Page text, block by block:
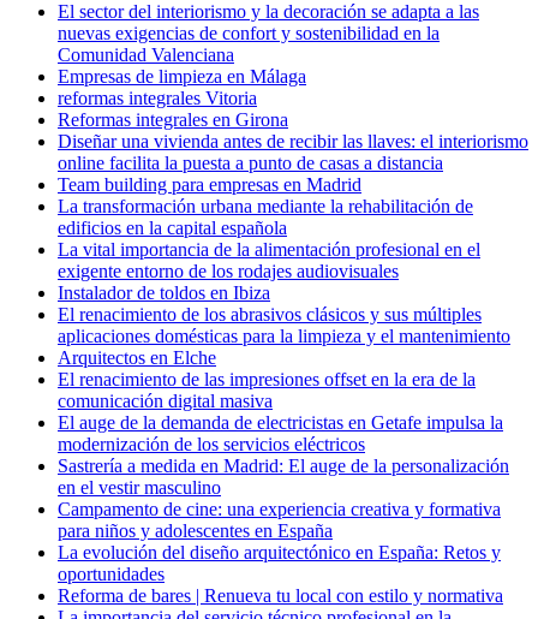
El sector del interiorismo y la decoración se adapta a las
nuevas exigencias de confort y sostenibilidad en la
Comunidad Valenciana
Empresas de limpieza en Málaga
reformas integrales Vitoria
Reformas integrales en Girona
Diseñar una vivienda antes de recibir las llaves: el interiorismo
online facilita la puesta a punto de casas a distancia
Team building para empresas en Madrid
La transformación urbana mediante la rehabilitación de
edificios en la capital española
La vital importancia de la alimentación profesional en el
exigente entorno de los rodajes audiovisuales
Instalador de toldos en Ibiza
El renacimiento de los abrasivos clásicos y sus múltiples
aplicaciones domésticas para la limpieza y el mantenimiento
Arquitectos en Elche
El renacimiento de las impresiones offset en la era de la
comunicación digital masiva
El auge de la demanda de electricistas en Getafe impulsa la
modernización de los servicios eléctricos
Sastrería a medida en Madrid: El auge de la personalización
en el vestir masculino
Campamento de cine: una experiencia creativa y formativa
para niños y adolescentes en España
La evolución del diseño arquitectónico en España: Retos y
oportunidades
Reforma de bares | Renueva tu local con estilo y normativa